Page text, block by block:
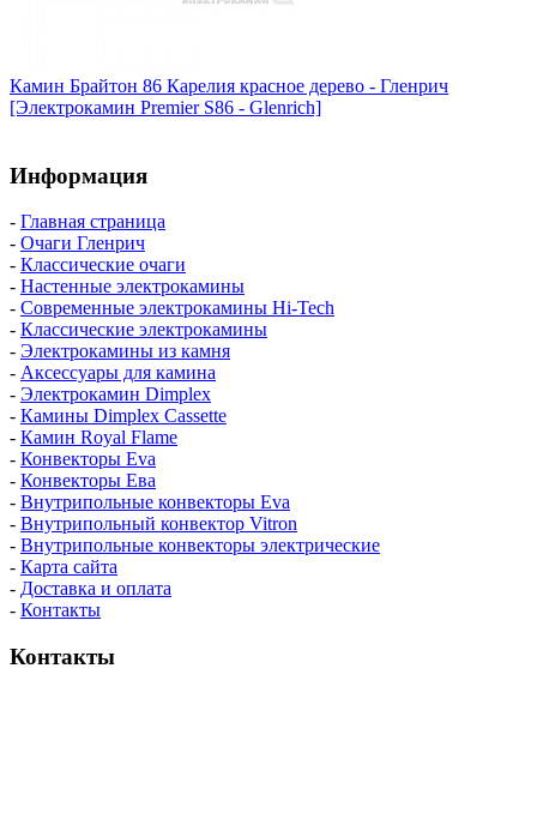
Камин Брайтон 86 Карелия красное дерево - Гленрич
[Электрокамин Premier S86 - Glenrich]
Информация
- Главная страница
- Очаги Гленрич
- Классические очаги
- Настенные электрокамины
- Современные электрокамины Hi-Tech
- Классические электрокамины
- Электрокамины из камня
- Аксессуары для камина
- Электрокамин Dimplex
- Камины Dimplex Cassette
- Камин Royal Flame
- Конвекторы Eva
- Конвекторы Ева
- Внутрипольные конвекторы Eva
- Внутрипольный конвектор Vitron
- Внутрипольные конвекторы электрические
- Карта сайта
- Доставка и оплата
- Контакты
Контакты